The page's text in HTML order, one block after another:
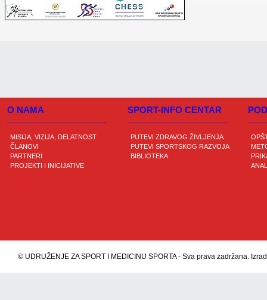
O NAMA
MISIJA, VIZIJA, DELATNOST
ČLANOVI
PARTNERI
PROJEKTI I INICIJATIVE
SPORT-INFO CENTAR
PUTEVI ZDRAVOG ŽIVLJENJA
PUTEVI SPORTSKOG RAZVOJA
BIBLIOTEKA
© UDRUŽENJE ZA SPORT I MEDICINU SPORTA - Sva prava zadržana.